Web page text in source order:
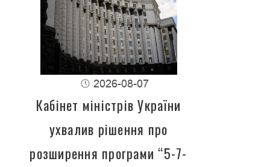
2026-08-07
Кабінет міністрів України
ухвалив рішення про
розширення програми “5-7-